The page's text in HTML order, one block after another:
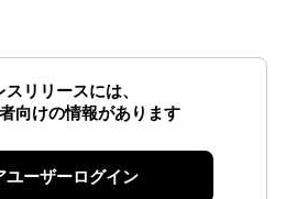
スリリースには、
向けの情報があります
ユーザーログイン